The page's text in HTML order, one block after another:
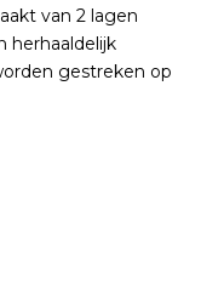
van 2 lagen
herhaaldelijk
gestreken op